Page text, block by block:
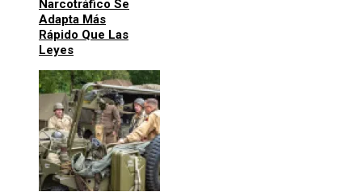
Narcotráfico Se
Adapta Más
Rápido Que Las
Leyes